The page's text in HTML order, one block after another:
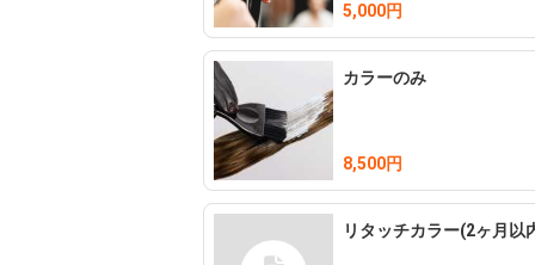
5,000円
カラーのみ
8,500円
リタッチカラー(2ヶ月以